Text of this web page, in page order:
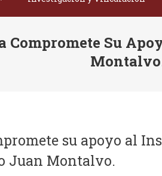
Compromete Su
su apoyo al
Juan Montalvo.